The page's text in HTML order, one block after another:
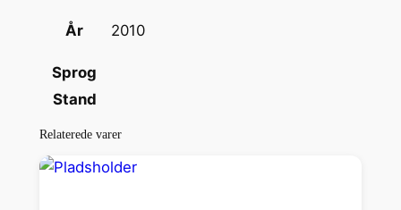
År 2010
Sprog
Stand
Relaterede varer